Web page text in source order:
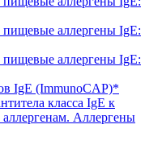
аллергены IgE:
аллергены IgE:
IgE (ImmunoCAP)*
класса IgE к
Аллергены